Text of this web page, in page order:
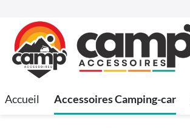
Accueil Accessoires Camping-car